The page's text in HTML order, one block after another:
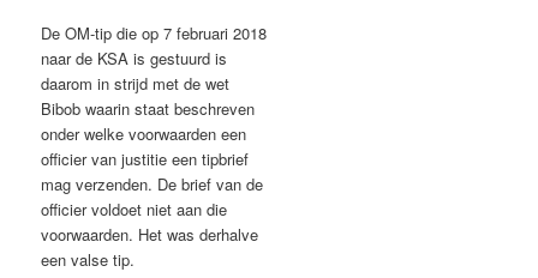
De OM-tip die op 7 februari 2018
naar de KSA is gestuurd is
daarom in strijd met de wet
Bibob waarin staat beschreven
onder welke voorwaarden een
officier van justitie een tipbrief
mag verzenden. De brief van de
officier voldoet niet aan die
voorwaarden. Het was derhalve
een valse tip.